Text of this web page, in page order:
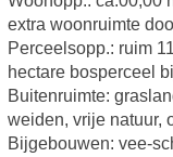
extra woonruimte
Perceelsopp.: ruim
hectare bosperceel
Buitenruimte:
weiden, vrije natuur,
Bijgebouwen: vee-